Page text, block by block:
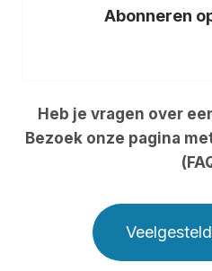
Abonneren
Heb je vragen over
Bezoek onze pagina